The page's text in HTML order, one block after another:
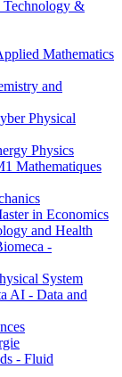
Technology &
Mathematics
and
Physical
Physics
Mathematiques
in Economics
and Health
-
System
AI - Data and
- Fluid